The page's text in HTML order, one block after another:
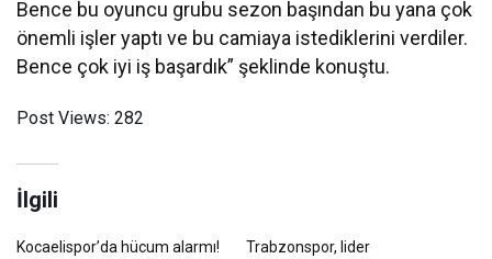
Bence bu oyuncu grubu sezon başından bu yana çok
önemli işler yaptı ve bu camiaya istediklerini verdiler.
Bence çok iyi iş başardık” şeklinde konuştu.
Post Views: 282
İlgili
Kocaelispor’da hücum alarmı!
Trabzonspor, lider